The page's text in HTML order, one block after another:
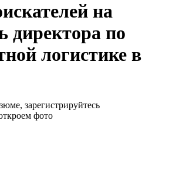
на
директора по
логистике в
зарегистрируйтесь
фото